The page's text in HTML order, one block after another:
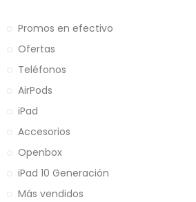
Promos en efectivo
Ofertas
Teléfonos
AirPods
iPad
Accesorios
Openbox
iPad 10 Generación
Más vendidos